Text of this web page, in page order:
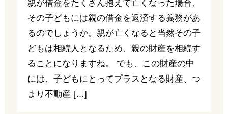
親が借金をたくさん抱えて亡くなった場合、
その子どもには親の借金を返済する義務があ
るのでしょうか。親が亡くなると当然その子
どもは相続人となるため、親の財産を相続す
ることになりますね。 でも、この財産の中
には、子どもにとってプラスとなる財産、つ
まり不動産 […]